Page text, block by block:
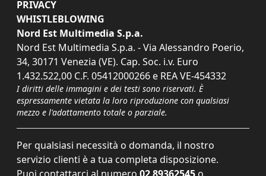
PRIVACY
WHISTLEBLOWING
Nord Est Multimedia S.p.a.
Nord Est Multimedia S.p.a. - Via Alessandro Poerio,
34, 30171 Venezia (VE). Cap. Soc. i.v. Euro
1.432.522,00 C.F. 05412000266 e REA VE-454332
I diritti delle immagini e dei testi sono riservati. È
espressamente vietata la loro riproduzione con qualsiasi
mezzo e l'adattamento totale o parziale.
Per qualsiasi necessità o domanda, il nostro
servizio clienti è a tua completa disposizione.